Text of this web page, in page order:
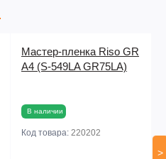
Мастер-пленка Riso GR
A4 (S-549LA GR75LA)
В наличии
Код товара: 220202
>